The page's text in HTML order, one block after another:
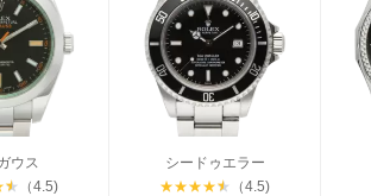
ウス
★ （4.5)
シードゥエラー
★★★★★ （4.5)